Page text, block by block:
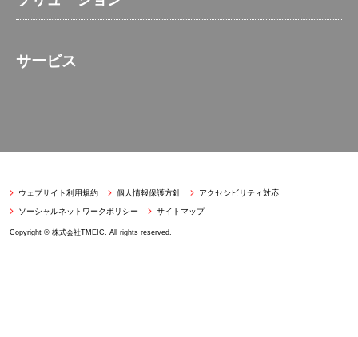
サービス
ウェブサイト利用規約 個人情報保護方針 アクセシビリティ対応
ソーシャルネットワークポリシー サイトマップ
Copyright © 株式会社TMEIC. All rights reserved.